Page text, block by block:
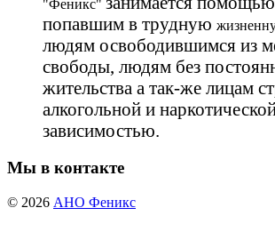
"Феникс"
попавшим в трудную
людям освободившимся из
свободы, людям без
жительства а так-же лицам
алкогольной и
зависимостью.
Мы в контакте
© 2026 АНО Феникс